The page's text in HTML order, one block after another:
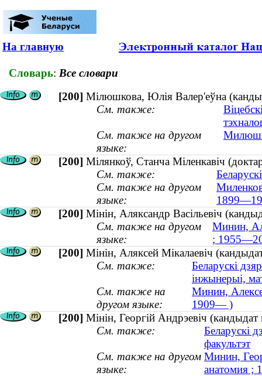
На главную
Словарь: Все словари
[200] Мілюшкова, Юлія Валер'еўна
См. также:
См. также на другом
языке:
[200] Мілянкоў, Станча Міленкавіч
См. также:
См. также на другом
языке:
[200] Мінін, Аляксандр Васільевіч
См. также на другом
языке:
Минин,
;
[200] Мінін, Аляксей Мікалаевіч
См. также:
Беларускі
інжынерыі,
См. также на
другом языке:
Минин,
1909— )
[200] Мінін, Георгій Андрэевіч
См. также:
Беларускі
факультэт
См. также на другом
языке:
Минин,
анатомия ;